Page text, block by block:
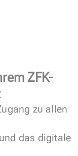
ZFK-
zu allen
das digitale